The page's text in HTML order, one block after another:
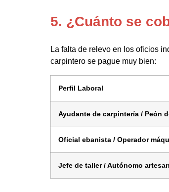
5. ¿Cuánto se
La falta de relevo en los oficios
carpintero se pague muy bien:
Perfil Laboral
Ayudante de carpintería / Peón
Oficial ebanista / Operador
Jefe de taller / Autónomo